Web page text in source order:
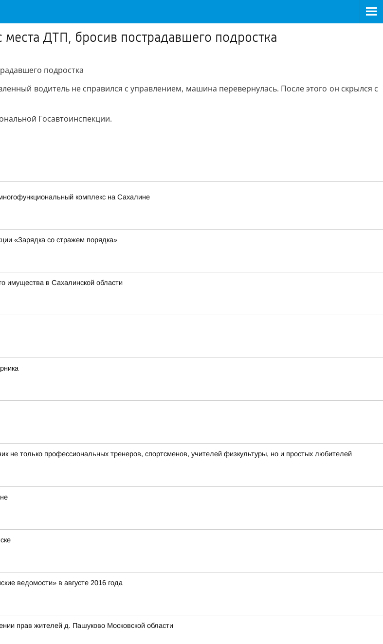
ДТП, бросив пострадавшего подростка
подростка
водитель не справился с управлением, машина перевернулась. После этого он скрылся с
Госавтоинспекции.
комплекс на Сахалине
«Зарядка со стражем порядка»
имущества в Сахалинской области
только профессиональных тренеров, спортсменов, учителей физкультуры, но и простых любителей
ведомости» в августе 2016 года
прав жителей д. Пашуково Московской области